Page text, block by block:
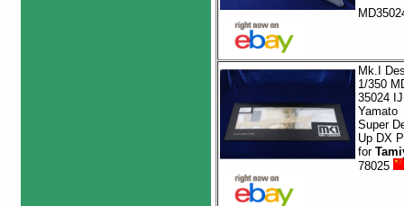
Mk.I
1/350
35024
Yamato
Super
Up DX
for
78025